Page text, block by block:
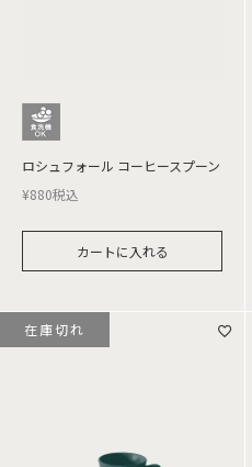
ロシュフォール コーヒースプーン
¥880税込
カートに入れる
在庫切れ